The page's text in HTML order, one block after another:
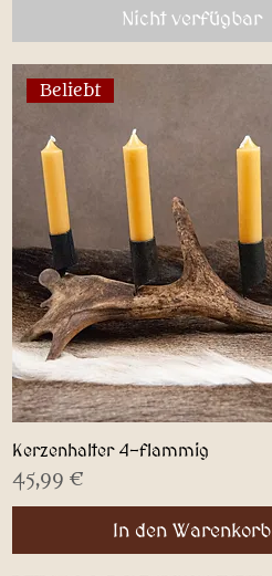
Nicht verfügbar
Schnellansicht
Beliebt
Kerzenhalter 4-flammig
Preis
45,99 €
In den Warenkorb